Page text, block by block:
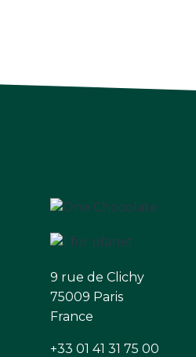
9 rue de Clichy
75009 Paris
France
+33 01 41 31 75 00